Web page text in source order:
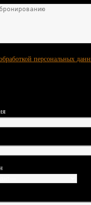
персональных